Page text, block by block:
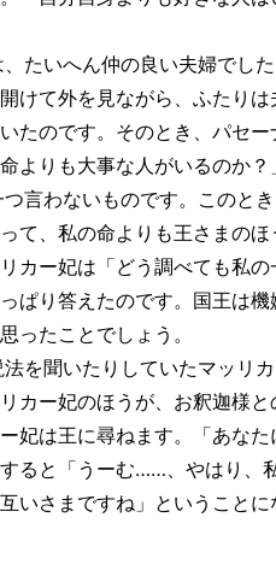
たいへん仲の良い夫婦でした
けて外を見ながら、ふたりは
たのです。そのとき、パセー
よりも大事な人がいるのか？
言わないものです。このと
て、私の命よりも王さまのほ
カー妃は「どう調べても私の
ぱり答えたのです。国王は機
ったことでしょう。
を聞いたりしていたマッリカ
カー妃のほうが、お釈迦様と
妃は王に尋ねます。「あなた
ると「うーむ……、やはり、
いさまですね」ということに